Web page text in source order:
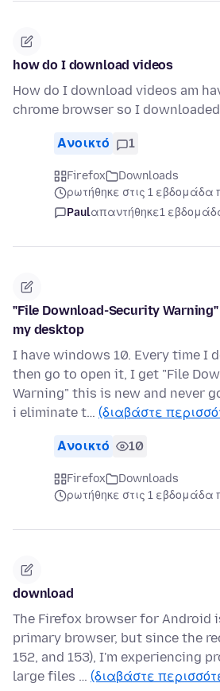
how do I download videos
How do I download videos am
chrome browser so I
Ανοικτό 1
Firefox
Downloads
ρωτήθηκε στις 1 εβδομάδα
Paulαπαντήθηκε1
"File Download-Security
my desktop
I have windows 10. Every time I
then go to open it, I get "File
Warning" this is new and never
i eliminate t… (διαβάστε
Ανοικτό 10
Firefox
Downloads
ρωτήθηκε στις 1 εβδομάδα
download
The Firefox browser for Android
primary browser, but since the
152, and 153), I'm experiencing
large files … (διαβάστε